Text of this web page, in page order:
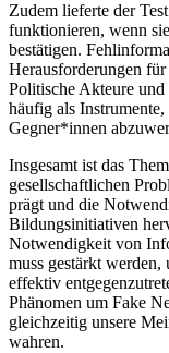
Zudem lieferte der
funktionieren, wenn
bestätigen.
Herausforderungen
Politische Akteure und
häufig als
Gegner*innen
Insgesamt ist das
gesellschaftlichen
prägt und die
Bildungsinitiativen
Notwendigkeit von
muss gestärkt
effektiv
Phänomen um Fake
gleichzeitig unsere
wahren.